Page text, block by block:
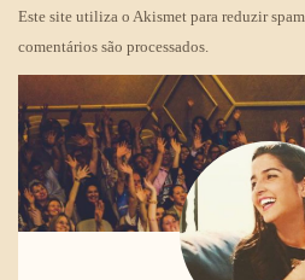
Este site utiliza o Akismet para reduzir spam.
comentários são processados